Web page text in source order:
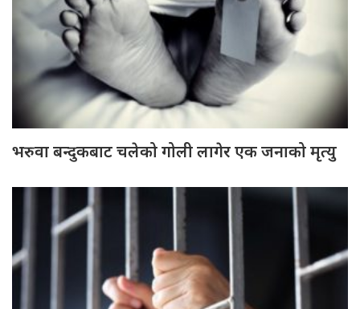
भरुवा बन्दुकबाट चलेको गोली लागेर एक जनाको मृत्यु